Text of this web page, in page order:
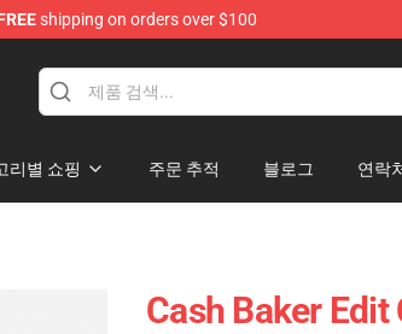
shipping on orders over $100
리별 쇼핑 주문 추적 블로그 연락
Cash Baker